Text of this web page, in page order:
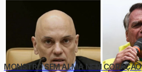
MONSTRO SEM ALMA NEM CORAÇÃO